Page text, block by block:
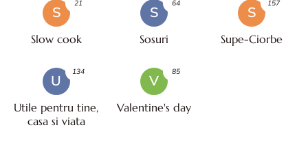
S
Slow cook
21
S
Sosuri
64
S
Supe-Ciorbe
157
U
Utile pentru tine,
casa si viata
134
V
Valentine's day
85